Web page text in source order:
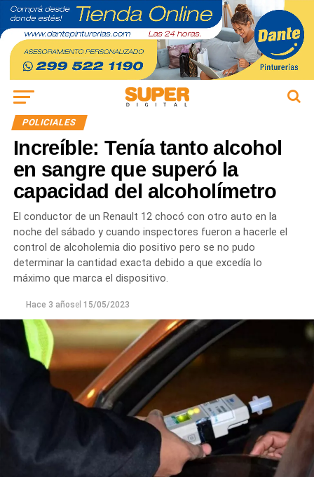
POLICIALES
Increíble: Tenía tanto alcohol
en sangre que superó la
capacidad del alcoholímetro
El conductor de un Renault 12 chocó con otro auto en la
noche del sábado y cuando inspectores fueron a hacerle el
control de alcoholemia dio positivo pero se no pudo
determinar la cantidad exacta debido a que excedía lo
máximo que marca el dispositivo.
Hace 3 añosel 15/05/2023